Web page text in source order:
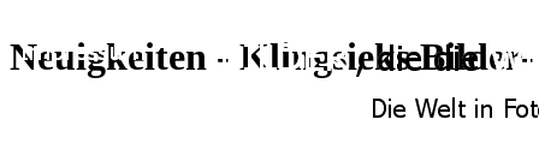
Neuigkeiten - Klingsieks